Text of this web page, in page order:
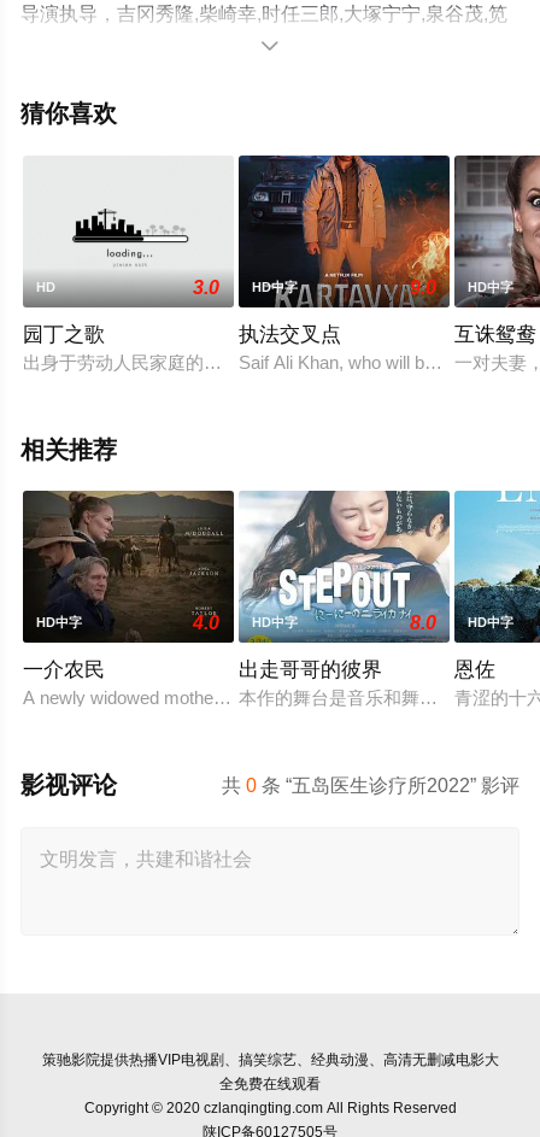
导演执导，吉冈秀隆,柴崎幸,时任三郎,大塚宁宁,泉谷茂,笕
利夫,小林薰,朝加真由美,大森南朋,富冈凉,生田绘梨花,高桥
日本电影，手机免费观看高清未删减完整版电影大全就上

猜你喜欢
HD 3.0
园丁之歌
出身于劳动人民家庭的女教师俞英，在“文化大革命”中，一心
HD中字 9.0
执法交叉点
Saif Ali Khan, who will be seen
HD中字
互诛鸳鸯
一对夫妻
相关推荐
HD中字 4.0
一介农民
A newly widowed mother is left with the care of an alcoholic
HD中字 8.0
出走哥哥的彼界
本作的舞台是音乐和舞蹈融入生活的
HD中字
恩佐
青涩的十
共0 条 “五岛医生诊疗所2022” 影评
影视评论
策驰影院提供热播VIP电视剧、搞笑综艺、经典动漫、高清无删减电影大
全免费在线观看
Copyright © 2020 czlanqingting.com All Rights Reserved
陕ICP备60127505号